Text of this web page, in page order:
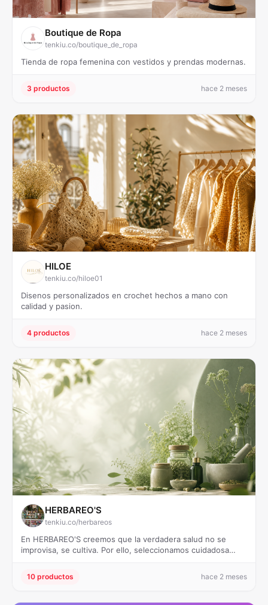
Boutique de Ropa
tenkiu.co/boutique_de_ropa
Tienda de ropa femenina con vestidos y prendas modernas.
3 productos hace 2 meses
HILOE
tenkiu.co/hiloe01
Disenos personalizados en crochet hechos a mano con
calidad y pasion.
4 productos hace 2 meses
HERBAREO'S
tenkiu.co/herbareos
En HERBAREO'S creemos que la verdadera salud no se
improvisa, se cultiva. Por ello, seleccionamos cuidadosa…
10 productos hace 2 meses